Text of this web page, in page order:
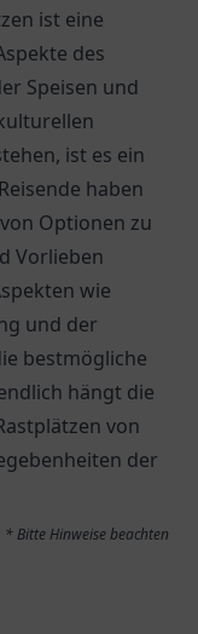
ist eine
des
Speisen und
ist es ein
haben
Optionen zu
Vorlieben
wie
und der
bestmögliche
hängt die
von
der
* Bitte Hinweise beachten